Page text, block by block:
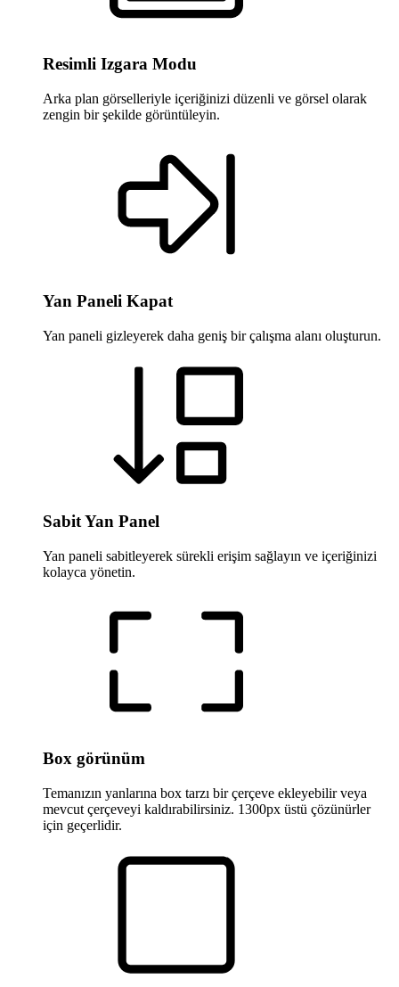
Resimli Izgara Modu
Arka plan görselleriyle içeriğinizi düzenli ve görsel olarak
zengin bir şekilde görüntüleyin.
Yan Paneli Kapat
Yan paneli gizleyerek daha geniş bir çalışma alanı oluşturun.
Sabit Yan Panel
Yan paneli sabitleyerek sürekli erişim sağlayın ve içeriğinizi
kolayca yönetin.
Box görünüm
Temanızın yanlarına box tarzı bir çerçeve ekleyebilir veya
mevcut çerçeveyi kaldırabilirsiniz. 1300px üstü çözünürler
için geçerlidir.